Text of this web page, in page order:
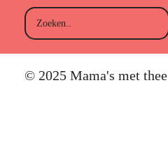
© 2025 Mama's met thee